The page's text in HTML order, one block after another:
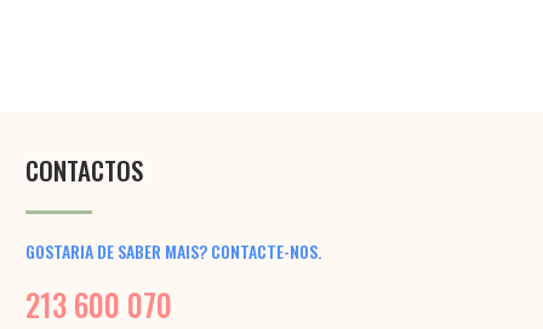
CONTACTOS
GOSTARIA DE SABER MAIS? CONTACTE-NOS.
213 600 070